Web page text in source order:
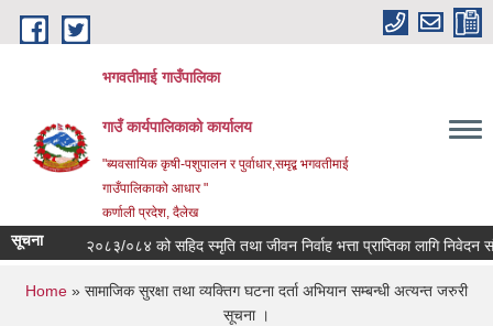
Skip to main content
भगवतीमाई गाउँपालिका
गाउँ कार्यपालिकाको कार्यालय
"ब्यवसायिक कृषी-पशुपालन र पुर्वाधार,समृद्ब भगवतीमाई
गाउँपालिकाको आधार "
कर्णाली प्रदेश, दैलेख
सूचनाआ.व. २०८३/०८४ को सहिद स्मृति तथा जीवन निर्वाह भत्ता प्राप्तिका लागि निवेदन
You are here
Home » सामाजिक सुरक्षा तथा व्यक्तिग घटना दर्ता अभियान सम्बन्धी अत्यन्त जरुरी
सूचना ।